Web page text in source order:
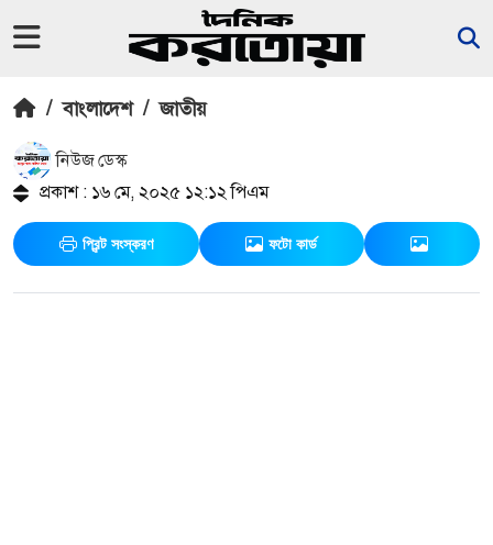
/ বাংলাদেশ / জাতীয়
নিউজ ডেস্ক
প্রকাশ : ১৬ মে, ২০২৫ ১২:১২ পিএম
প্রিন্ট সংস্করণ ফটো কার্ড